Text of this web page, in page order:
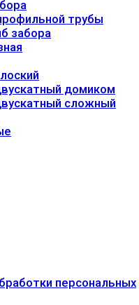
трубы
забора
домиком
сложный
персональных